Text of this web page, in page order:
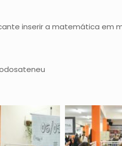
inserir a matemática em